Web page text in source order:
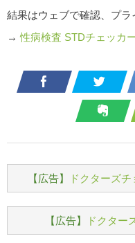
結果はウェブで確認、プラ
→性病検査 STDチェッカ
【広告】 ドクターズ
【広告】 ドクター